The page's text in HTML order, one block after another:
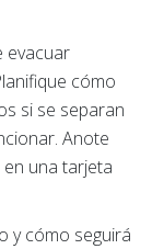
evacuar
cómo
si se separan
Anote
una tarjeta
y cómo seguirá